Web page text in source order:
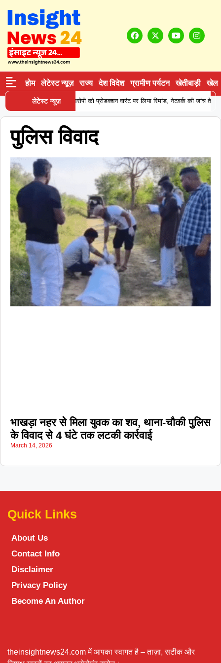
होम लेटेस्ट न्यूज़ राज्य देश विदेश ग्रामीण पर्यटन खेतीबाड़ी खेल
लेटेस्ट न्यूज़
कोकीन सप्लाई करने वाले आरोपी को प्रोडक्शन वारंट पर लिया रिमांड, नेटवर्क की जांच तेज
पुलिस विवाद
भाखड़ा नहर से मिला युवक का शव, थाना-चौकी पुलिस
के विवाद से 4 घंटे तक लटकी कार्रवाई
March 14, 2026
Quick Links
About Us
Contact Info
Disclaimer
Privacy Policy
Become An Author
theinsightnews24.com में आपका स्वागत है – ताज़ा, सटीक और